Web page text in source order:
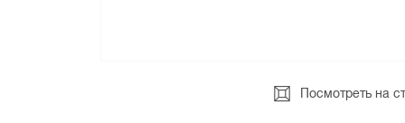
Посмотреть на